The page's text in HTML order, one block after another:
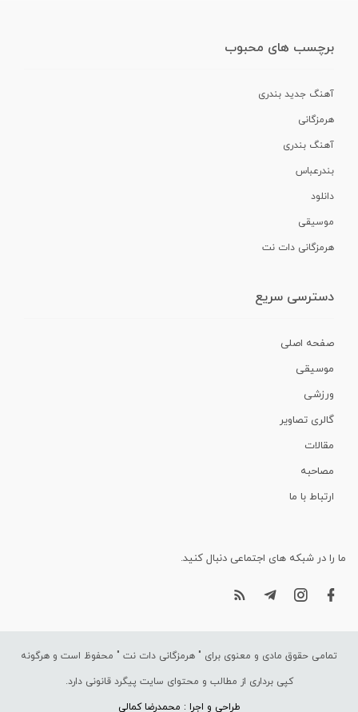
برچسب های محبوب
آهنگ جدید بندری
هرمزگانی
آهنگ بندری
بندرعباس
دانلود
موسیقی
هرمزگانی دات نت
دسترسی سریع
صفحه اصلی
موسیقی
ورزشی
گالری تصاویر
مقالات
مصاحبه
ارتباط با ما
ما را در شبکه های اجتماعی دنبال کنید.
تمامی حقوق مادی و معنوی برای " هرمزگانی دات نت " محفوظ است و هرگونه
کپی برداری از مطالب و محتوای سایت پیگرد قانونی دارد.
طراحی و اجرا : محمدرضا کمالی